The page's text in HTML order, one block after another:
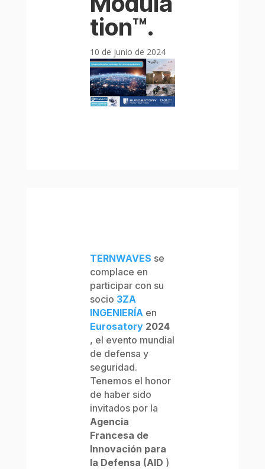
tion™.
10 de junio de 2024
TERNWAVES se
complace en
participar con su
socio 3ZA
INGENIERÍA en
Eurosatory 2024
, el evento mundial
de defensa y
seguridad.
Tenemos el honor
de haber sido
invitados por la
Agencia
Francesa de
Innovación para
la Defensa (AID )